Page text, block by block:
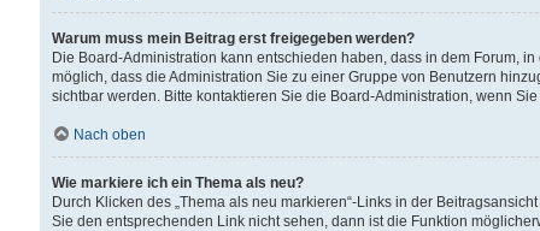
Warum muss mein Beitrag erst freigegeben werden?
Die Board-Administration kann entschieden haben, dass in dem Forum,
möglich, dass die Administration Sie zu einer Gruppe von Benutzern
sichtbar werden. Bitte kontaktieren Sie die Board-Administration, wenn
Nach oben
Wie markiere ich ein Thema als neu?
Durch Klicken des „Thema als neu markieren“-Links in der
Sie den entsprechenden Link nicht sehen, dann ist die Funktion